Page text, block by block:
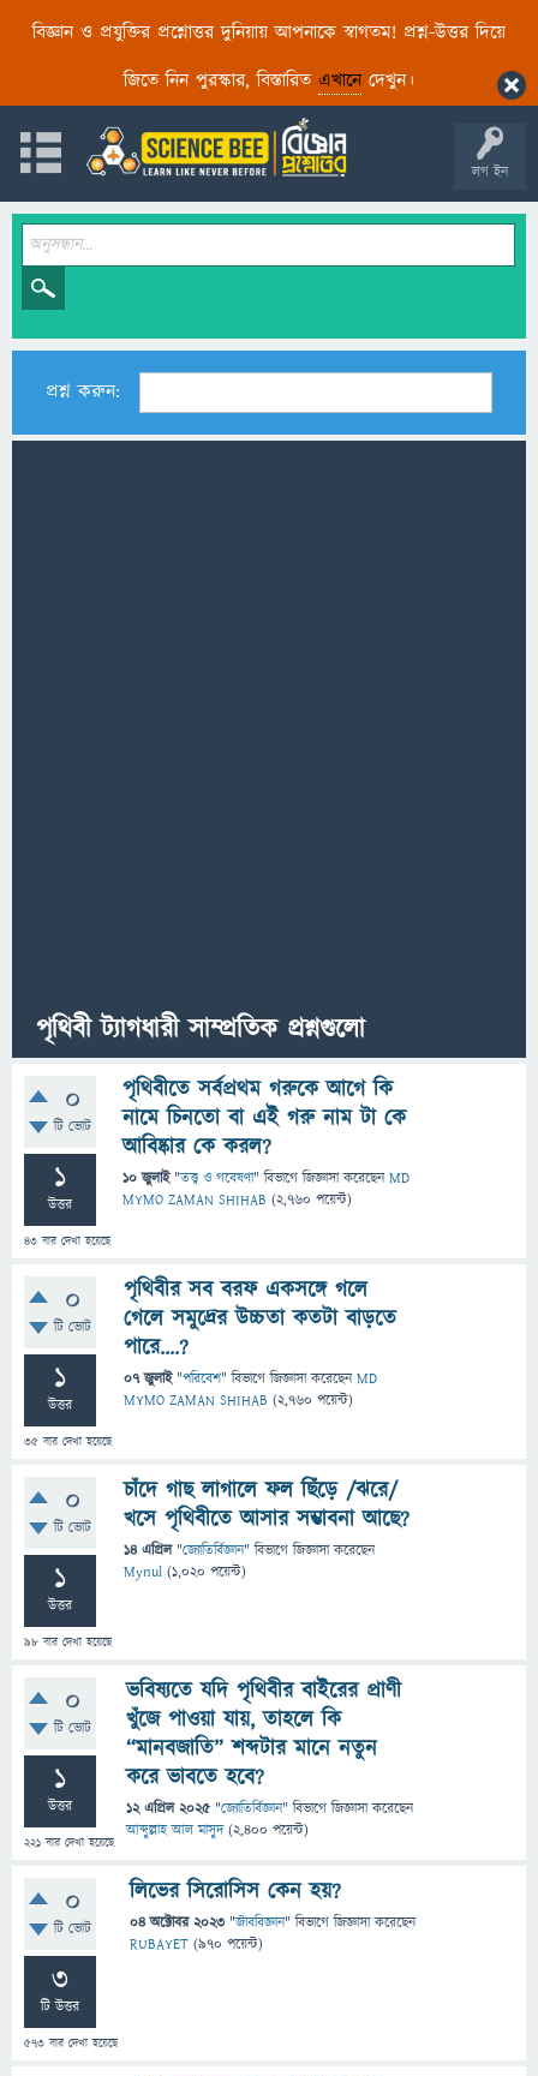
বিজ্ঞান ও প্রযুক্তির প্রশ্নোত্তর দুনিয়ায় আপনাকে স্বাগতম! প্রশ্ন-উত্তর দিয়ে
জিতে নিন পুরস্কার, বিস্তারিত এখানেদেখুন।
লগ ইন
প্রশ্ন করুন:
পৃথিবী ট্যাগধারী সাম্প্রতিক প্রশ্নগুলো
0
টি ভোট
1
উত্তর
43 বার দেখা হয়েছে
পৃথিবীতে সর্বপ্রথম গরুকে আগে কি
নামে চিনতো বা এই গরু নাম টা কে
আবিষ্কার কে করল?
10 জুলাই "তত্ত্ব ও গবেষণা" বিভাগে জিজ্ঞাসাকরেছেনMD
MYMO ZAMAN SHIHAB (2,760 পয়েন্ট)
0
টি ভোট
1
উত্তর
35 বার দেখা হয়েছে
পৃথিবীর সব বরফ একসঙ্গে গলে
গেলে সমুদ্রের উচ্চতা কতটা বাড়তে
পারে....?
07 জুলাই "পরিবেশ" বিভাগে জিজ্ঞাসাকরেছেনMD
MYMO ZAMAN SHIHAB (2,760 পয়েন্ট)
0
টি ভোট
1
উত্তর
98 বার দেখা হয়েছে
চাঁদে গাছ লাগালে ফল ছিঁড়ে /ঝরে/
খসে পৃথিবীতে আসার সম্ভাবনা আছে?
14 এপ্রিল "জ্যোতির্বিজ্ঞান" বিভাগে জিজ্ঞাসাকরেছেন
Mynul (1,020 পয়েন্ট)
0
টি ভোট
1
উত্তর
221 বার দেখা হয়েছে
ভবিষ্যতে যদি পৃথিবীর বাইরের প্রাণী
খুঁজে পাওয়া যায়, তাহলে কি
“মানবজাতি” শব্দটার মানে নতুন
করে ভাবতে হবে?
12 এপ্রিল 2025 "জ্যোতির্বিজ্ঞান" বিভাগে জিজ্ঞাসাকরেছেন
আব্দুল্লাহ আল মাসুদ (2,400 পয়েন্ট)
0
টি ভোট
3
টি উত্তর
573 বার দেখা হয়েছে
লিভের সিরোসিস কেন হয়?
04 অক্টোবর 2023 "জীববিজ্ঞান" বিভাগে জিজ্ঞাসাকরেছেন
RUBAYET (970 পয়েন্ট)